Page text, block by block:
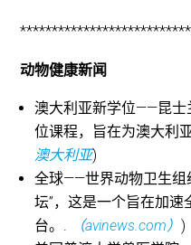
动物健康新闻
澳大利亚新学位——昆士
位课程，旨在为澳大利
澳大利亚)
全球——世界动物卫生组
坛”，这是一个旨在加
台。.
（avinews.com）)